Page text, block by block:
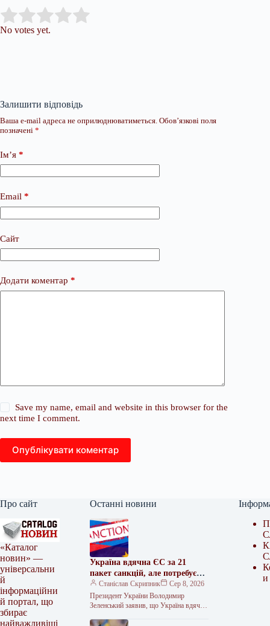
Rate this item:
No votes yet.
Залишити відповідь
Ваша e-mail адреса не оприлюднюватиметься. Обов’язкові поля
позначені *
Ім’я *
Email *
Сайт
Додати коментар *
Save my name, email and website in this browser for the
next time I comment.
Опублікувати коментар
Про сайт
«Каталог
новин» —
універсальни
й
інформаційни
й портал, що
збирає
найважливіші
Останні новини
Україна вдячна ЄС за 21
пакет санкцій, але потребує
потужнішої підтримки
Станіслав Скрипник
Сер 8, 2026
Президент України Володимир
Зеленський заявив, що Україна вдячна
и